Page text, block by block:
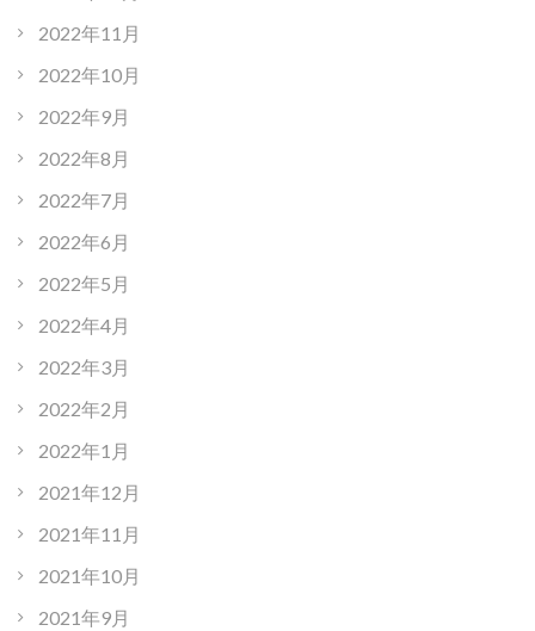
2022年11月
2022年10月
2022年9月
2022年8月
2022年7月
2022年6月
2022年5月
2022年4月
2022年3月
2022年2月
2022年1月
2021年12月
2021年11月
2021年10月
2021年9月